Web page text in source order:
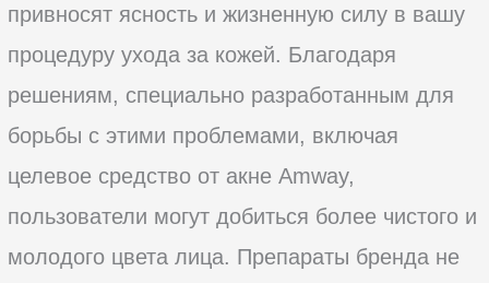
привносят ясность и жизненную силу в вашу
процедуру ухода за кожей. Благодаря
решениям, специально разработанным для
борьбы с этими проблемами, включая
целевое средство от акне Amway,
пользователи могут добиться более чистого и
молодого цвета лица. Препараты бренда не